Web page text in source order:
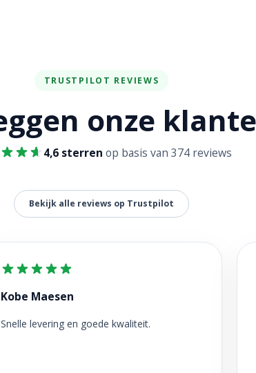
TRUSTPILOT REVIEWS
onze
4,6 sterren op basis van 374 reviews
Bekijk alle reviews op Trustpilot
Kobe Maesen
Snelle levering en goede kwaliteit.